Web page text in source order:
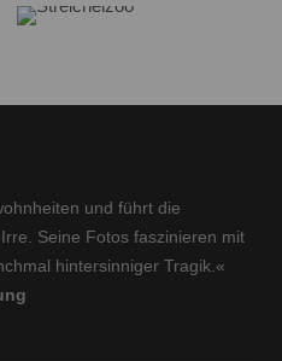
Streichelzoo
und führt die
Seine Fotos faszinieren mit
hintersinniger Tragik.«